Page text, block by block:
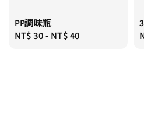
PP調味瓶
Regular
NT$ 30- NT$ 40